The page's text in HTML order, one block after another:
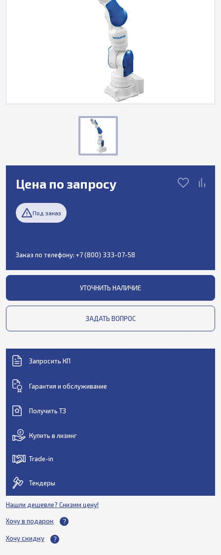
Цена по запросу
Под заказ
Заказ по телефону: +7 (800) 333-07-58
УТОЧНИТЬ НАЛИЧИЕ
ЗАДАТЬ ВОПРОС
Запросить КП
Гарантия и обслуживание
Получить ТЗ
Купить в лизинг
Trade-in
Тендеры
Нашли дешевле? Снизим цену!
Хочу в подарок
Хочу скидку